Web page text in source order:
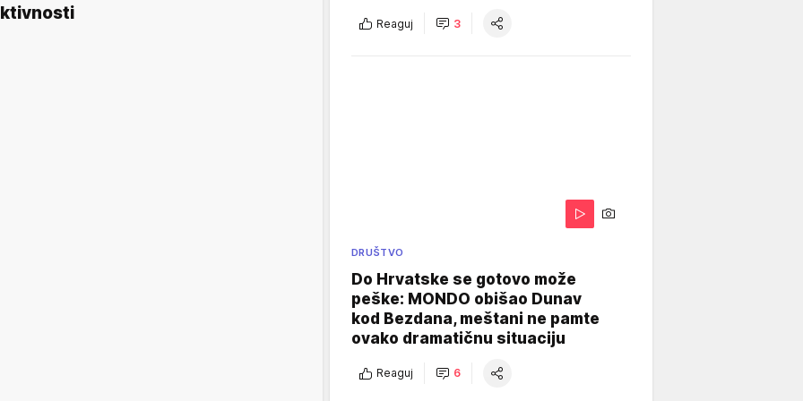
Reaguj 3
DRUŠTVO
Do Hrvatske se gotovo može
peške: MONDO obišao Dunav
kod Bezdana, meštani ne pamte
ovako dramatičnu situaciju
Reaguj 6